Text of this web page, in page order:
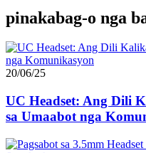
pinakabag-o nga
20/06/25
UC Headset: Ang Dili
sa Umaabot nga